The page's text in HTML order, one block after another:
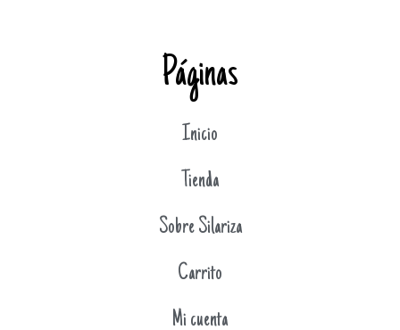
Páginas
Inicio
Tienda
Sobre Silariza
Carrito
Mi cuenta